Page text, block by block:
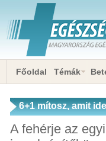
Főoldal Témák
6+1 mítosz, amit
A fehérje az